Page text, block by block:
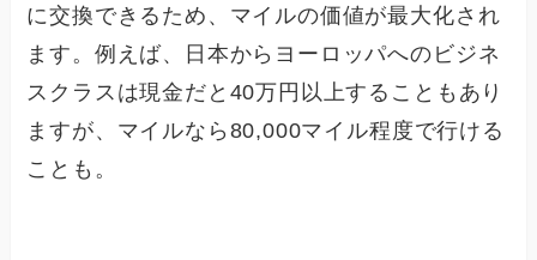
に交換できるため、マイルの価値が最大化され
ます。例えば、日本からヨーロッパへのビジネ
スクラスは現金だと40万円以上することもあり
ますが、マイルなら80,000マイル程度で行ける
ことも。